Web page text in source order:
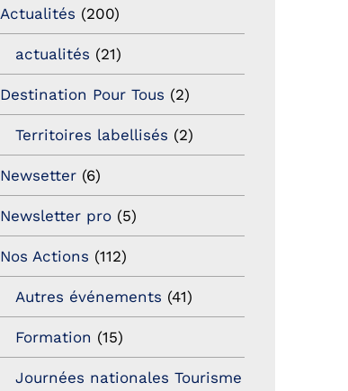
Actualités (200)
actualités (21)
Destination Pour Tous (2)
Territoires labellisés (2)
Newsetter (6)
Newsletter pro (5)
Nos Actions (112)
Autres événements (41)
Formation (15)
Journées nationales Tourisme